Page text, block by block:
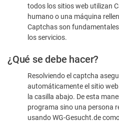
humano
todos los sitios web utilizan
humano o una máquina
Captchas son
los servicios.
¿Qué se debe hacer?
Resolviendo el captcha
automáticamente el sitio
la casilla abajo. De esta
programa sino una persona
usando WG-Gesucht.de